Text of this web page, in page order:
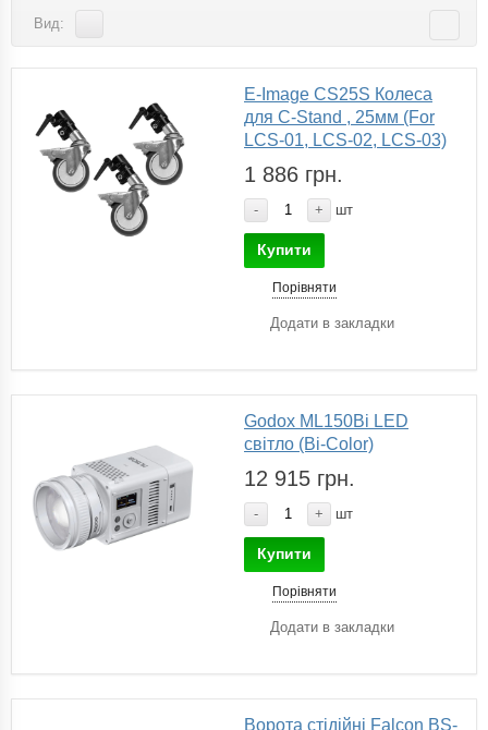
Вид:
E-Image CS25S Колеса
для C-Stand , 25мм (For
LCS-01, LCS-02, LCS-03)
1 886 грн.
- + шт
Купити
Порівняти
Додати в закладки
Godox ML150Bi LED
світло (Bi-Color)
12 915 грн.
- + шт
Купити
Порівняти
Додати в закладки
Ворота стідійні Falcon BS-